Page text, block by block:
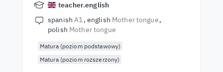
teacher.english
spanishA1 english Mother tongue
polish Mother tongue
Matura (poziom podstawowy)
Matura (poziom rozszerzony)